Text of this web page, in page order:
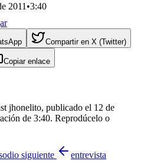
2011 •3:40
Compartir en X (Twitter)
Copiar enlace
jhonelito, publicado el 12 de
de 3:40. Reprodúcelo o
siguiente entrevista